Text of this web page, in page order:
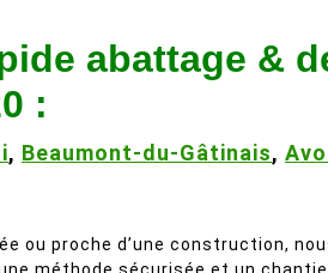
abattage &
:
, Beaumont-du-Gâtinais,
ou proche d’une construction,